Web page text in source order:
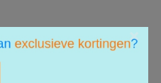
voor de PlayStation
×